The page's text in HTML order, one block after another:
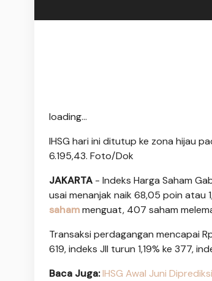
loading...
IHSG hari ini ditutup ke zona hijau
6.195,43. Foto/Dok
JAKARTA - Indeks Harga Saham
usai menanjak naik 68,05 poin atau
sahammenguat, 407 saham
Transaksi perdagangan mencapai
619, indeks JII turun 1,19% ke 377,
Baca Juga:IHSG Awal Juni